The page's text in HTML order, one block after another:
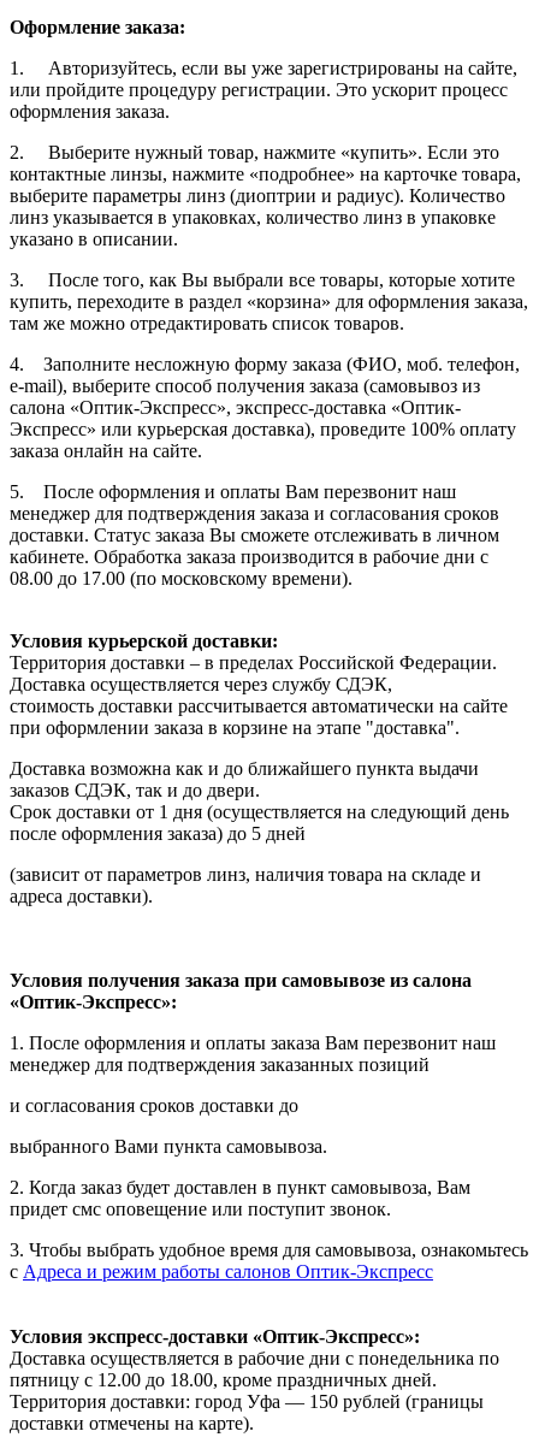
Оформление заказа:
1. Авторизуйтесь, если вы уже зарегистрированы на сайте,
или пройдите процедуру регистрации. Это ускорит процесс
оформления заказа.
2. Выберите нужный товар, нажмите «купить». Если это
контактные линзы, нажмите «подробнее» на карточке товара,
выберите параметры линз (диоптрии и радиус). Количество
линз указывается в упаковках, количество линз в упаковке
указано в описании.
3. После того, как Вы выбрали все товары, которые хотите
купить, переходите в раздел «корзина» для оформления заказа,
там же можно отредактировать список товаров.
4. Заполните несложную форму заказа (ФИО, моб. телефон,
e-mail), выберите способ получения заказа (самовывоз из
салона «Оптик-Экспресс», экспресс-доставка «Оптик-
Экспресс» или курьерская доставка), проведите 100% оплату
заказа онлайн на сайте.
5. После оформления и оплаты Вам перезвонит наш
менеджер для подтверждения заказа и согласования сроков
доставки. Статус заказа Вы сможете отслеживать в личном
кабинете. Обработка заказа производится в рабочие дни с
08.00 до 17.00 (по московскому времени).
Условия курьерской доставки:
Территория доставки – в пределах Российской Федерации.
Доставка осуществляется через службу СДЭК,
стоимость доставки рассчитывается автоматически на сайте
при оформлении заказа в корзине на этапе "доставка".
Доставка возможна как и до ближайшего пункта выдачи
заказов СДЭК, так и до двери.
Срок доставки от 1 дня (осуществляется на следующий день
после оформления заказа) до 5 дней
(зависит от параметров линз, наличия товара на складе и
адреса доставки).
Условия получения заказа при самовывозе из салона
«Оптик-Экспресс»:
1. После оформления и оплаты заказа Вам перезвонит наш
менеджер для подтверждения заказанных позиций
и согласования сроков доставки до
выбранного Вами пункта самовывоза.
2. Когда заказ будет доставлен в пункт самовывоза, Вам
придет смс оповещение или поступит звонок.
3. Чтобы выбрать удобное время для самовывоза, ознакомьтесь
с Адреса и режим работы салонов Оптик-Экспресс
Условия экспресс-доставки «Оптик-Экспресс»:
Доставка осуществляется в рабочие дни с понедельника по
пятницу с 12.00 до 18.00, кроме праздничных дней.
Территория доставки: город Уфа — 150 рублей (границы
доставки отмечены на карте).